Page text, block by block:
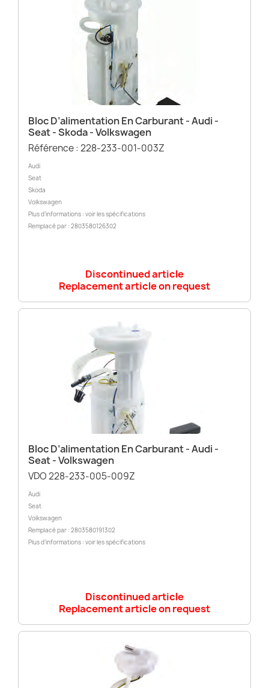
Bloc D’alimentation En Carburant - Audi -
Seat - Skoda - Volkswagen
Référence : 228-233-001-003Z
Audi
Seat
Skoda
Volkswagen
Plus d’informations : voir les spécifications
Remplacé par : 2803580126302
Discontinued article
Replacement article on request
Bloc D’alimentation En Carburant - Audi -
Seat - Volkswagen
VDO 228-233-005-009Z
Audi
Seat
Volkswagen
Remplacé par : 2803580191302
Plus d’informations : voir les spécifications
Discontinued article
Replacement article on request